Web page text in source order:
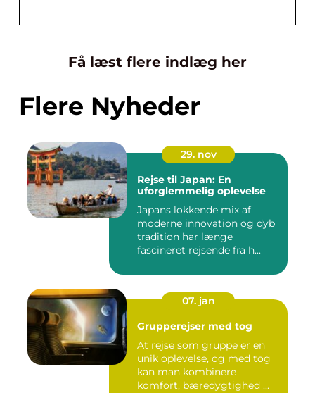
Få læst flere indlæg her
Flere Nyheder
29. nov
Rejse til Japan: En
uforglemmelig oplevelse
Japans lokkende mix af
moderne innovation og dyb
tradition har længe
fascineret rejsende fra h...
07. jan
Grupperejser med tog
At rejse som gruppe er en
unik oplevelse, og med tog
kan man kombinere
komfort, bæredygtighed ...